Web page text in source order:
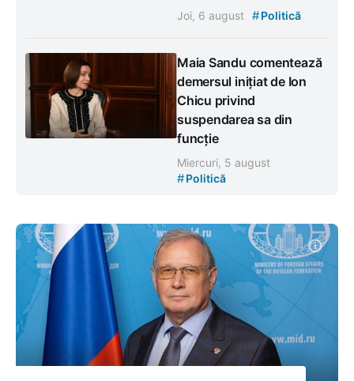
Joi, 6 august #Politică
Maia Sandu comentează
demersul inițiat de Ion
Chicu privind
suspendarea sa din
funcție
Miercuri, 5 august
#Politică